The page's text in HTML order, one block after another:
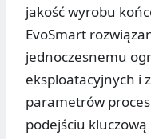
jakość wyrobu
EvoSmart
jednoczesnemu
eksploatacyjnych i
parametrów
podejściu